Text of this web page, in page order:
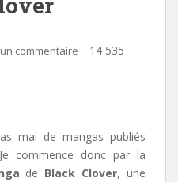
commentaire
14 535
mal de mangas publiés
commence donc par la
de Black Clover, une